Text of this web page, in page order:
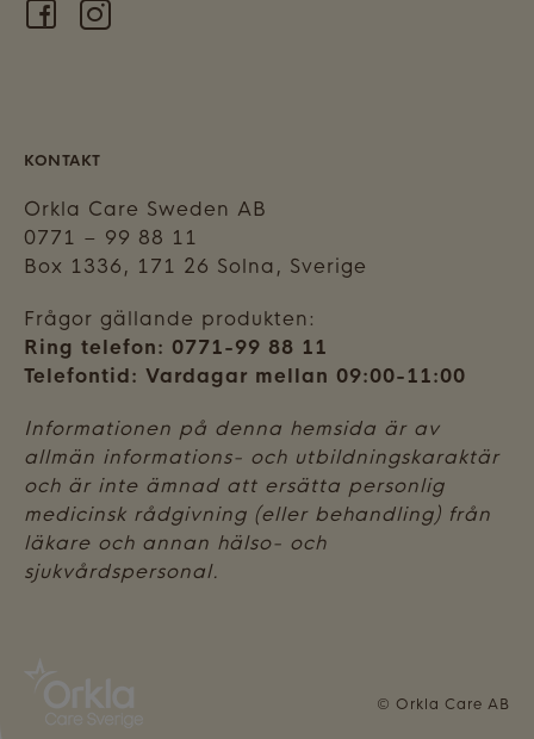
KONTAKT
Orkla Care Sweden AB
0771 – 99 88 11
Box 1336, 171 26 Solna, Sverige
Frågor gällande produkten:
Ring telefon: 0771-99 88 11
Telefontid: Vardagar mellan 09:00-11:00
Informationen på denna hemsida är av
allmän informations- och utbildningskaraktär
och är inte ämnad att ersätta personlig
medicinsk rådgivning (eller behandling) från
läkare och annan hälso- och
sjukvårdspersonal.
© Orkla Care AB